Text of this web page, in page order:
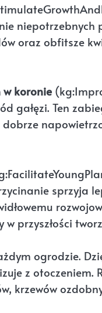
oraz obfitsze
koronie
gałęzi. Ten
sprzyja
przyszłości
ogrodzie.
z
krzewów